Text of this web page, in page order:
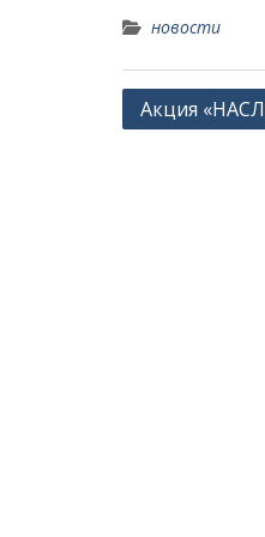
новости
Навигация
Акция